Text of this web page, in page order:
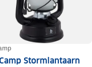
Stormlantaarn